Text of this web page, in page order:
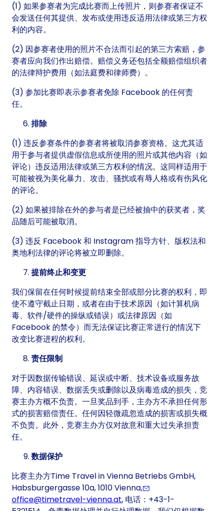
(1) 如果参赛者为完成比赛而上传照片，则参赛者保证不
会发送任何其提供、发布或使用违反适用法律或第三方权
利的内容。
(2) 因参赛者使用的照片不合法而引起的第三方索赔，参
赛者应向我们作出赔偿。赔偿义务还包括全额赔偿组织者
的法律辩护费用（如法庭费和律师费）。
(3) 参加比赛即表示参赛者免除 Facebook 的任何责
任。
排除
(1) 违反参赛条件的参赛者将被取消参赛资格。这尤其适
用于参与者提供虚假信息或所使用的照片或其他内容（如
评论）违反适用法律或第三方权利的情况。这同样适用于
可能被视为美化暴力、攻击、骚扰或有辱人格或有伤风化
的评论。
(2) 如果被排除在外的参与者是已经被抽中的获奖者，奖
品随后可能被取消。
(3) 违反 Facebook 和 Instagram 指导方针、版权法和
奥地利法律的评论将被立即删除。
提前终止和变更
我们保留在任何时候提前结束全部或部分比赛的权利，即
使不遵守截止日期，或者在由于技术原因（如计算机病
毒、软件/硬件的操纵或错误）或法律原因（如
Facebook 的禁令）而无法保证比赛正常进行的情况下
改变比赛进程的权利。
责任限制
对于因数据传输错误、延误或中断、技术设备或服务故
障、内容错误、数据丢失或删除以及病毒造成的损失，竞
赛主办方概不负责。一旦奖品到手，主办方不承担任何形
式的损害赔偿责任。任何因轻微疏忽造成的损害或损失概
不负责。此外，竞赛主办方仅对故意和重大过失承担责
任。
数据保护
比赛主办方Time Travel in Vienna Betriebs GmbH,
Habsburgergasse 10a, 1010 Vienna,
office@timetravel-vienna.at, 电话：+43-1-